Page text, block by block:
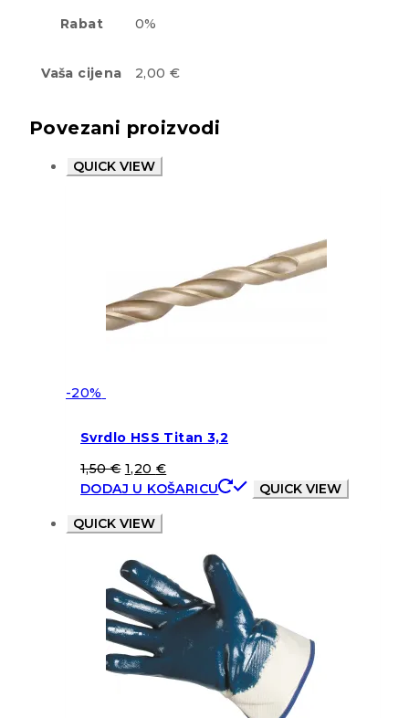
Rabat 0%
Vaša cijena 2,00 €
Povezani proizvodi
QUICK VIEW
-20%
Svrdlo HSS Titan 3,2
1,50€ 1,20 €
DODAJ U KOŠARICU
QUICK VIEW
QUICK VIEW